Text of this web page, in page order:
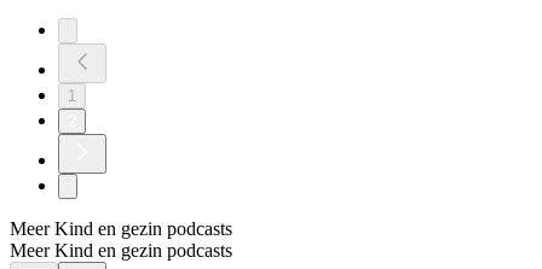
1
Meer Kind en gezin podcasts
Meer Kind en gezin podcasts